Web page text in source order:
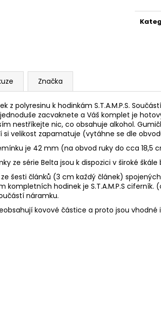
Značka
z polyresinu k hodinkám S.T.A.M.P.S.
zacvaknete a Váš komplet je
nestříkejte nic, co obsahuje alkohol.
si velikost zapamatuje (vytáhne se dle
je 42 mm (na obvod ruky do cca 18,5
ze série Belta jsou k dispozici v široké škále
ze šesti článků (3 cm každý článek)
kompletních hodinek je S.T.A.M.P.S ciferník.
náramku.
kovové částice a proto jsou vhodné